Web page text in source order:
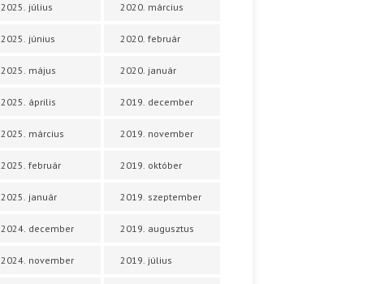
2025. július
2025. június
2025. május
2025. április
2025. március
2025. február
2025. január
2024. december
2024. november
2020. március
2020. február
2020. január
2019. december
2019. november
2019. október
2019. szeptember
2019. augusztus
2019. július